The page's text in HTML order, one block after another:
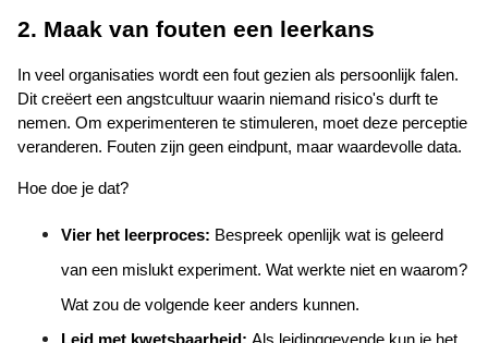
2. Maak van fouten een leerkans
In veel organisaties wordt een fout gezien als persoonlijk falen.
Dit creëert een angstcultuur waarin niemand risico's durft te
nemen. Om experimenteren te stimuleren, moet deze perceptie
veranderen. Fouten zijn geen eindpunt, maar waardevolle data.
Hoe doe je dat?
Vier het leerproces: Bespreek openlijk wat is geleerd
van een mislukt experiment. Wat werkte niet en waarom?
Wat zou de volgende keer anders kunnen.